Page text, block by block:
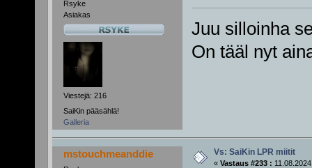
Rsyke
Asiakas
Viestejä: 216
SaiKin pääsählä!
Galleria
Juu silloinha
On tääl nyt
mstouchmeanddie Vs: SaiKin LPR miitit
« Vastaus #233 :